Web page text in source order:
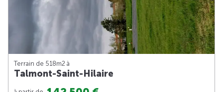
Terrain de 518m2 à
Talmont-Saint-Hilaire